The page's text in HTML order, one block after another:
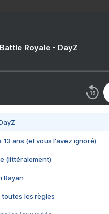
Royale - DayZ
13 ans (et vous l'avez ignoré)
(littéralement)
Rayan
toutes les règles